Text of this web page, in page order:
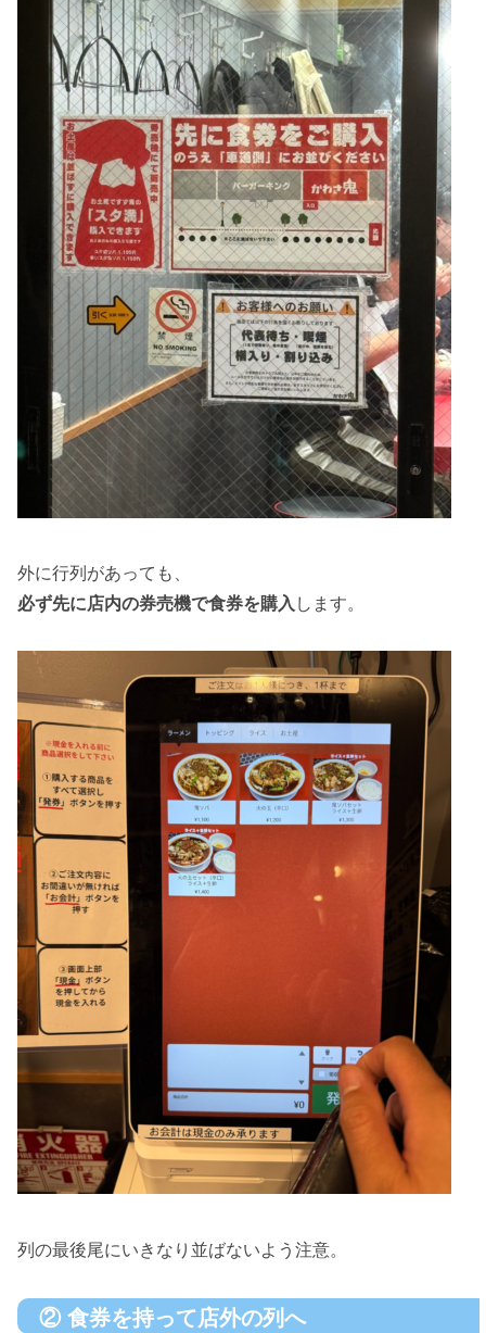
外に行列があっても、
必ず先に店内の券売機で食券を購入 します。
列の最後尾にいきなり並ばないよう注意。
② 食券を持って店外の列へ